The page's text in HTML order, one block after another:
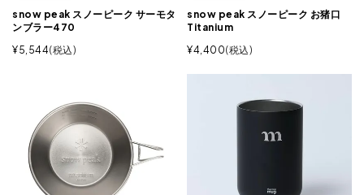
snow peak スノーピーク サーモタ
ンブラー470
¥5,544 税込
snow peak スノーピーク お猪口
Titanium
¥4,400 税込